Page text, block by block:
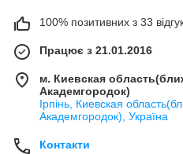
100% позитивних з 33
Працює з 21.01.2016
м. Киевская
Академгородок)
Ірпінь, Киевская
Академгородок), Україна
Контакти